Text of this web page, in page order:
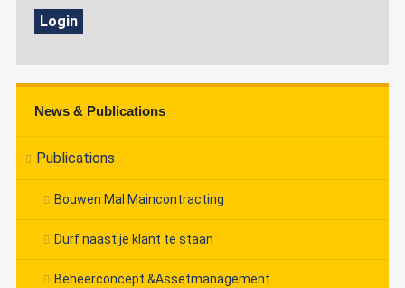
Login
News & Publications
Publications
Bouwen Mal Maincontracting
Durf naast je klant te staan
Beheerconcept &Assetmanagement